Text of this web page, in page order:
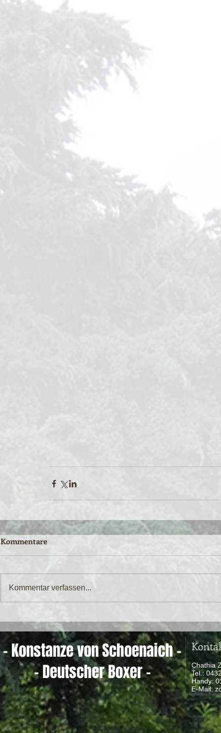
Kommentare
Kommentar verfassen...
- Konstanze von Schoenaich -
- Deutscher Boxer -
Chathia
Tel.:
Handy:
​ E-Mail: